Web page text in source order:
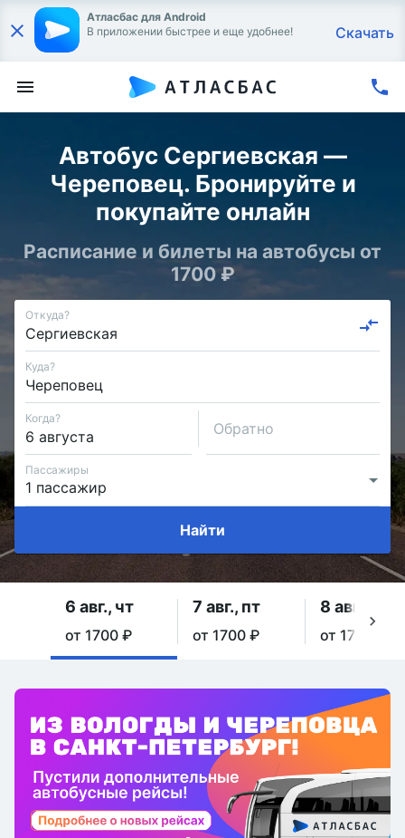
Атласбас для Android
В приложении быстрее и еще удобнее!
Скачать
Автобус Сергиевская —
Череповец. Бронируйте и
покупайте онлайн
Расписание и билеты на автобусы от
1700 ₽
Откуда?
Куда?
Когда?
Обратно
Пассажиры
Найти
6 авг., чт
от 1700 ₽
7 авг., пт
от 1700 ₽
8 авг., сб
от 1700 ₽